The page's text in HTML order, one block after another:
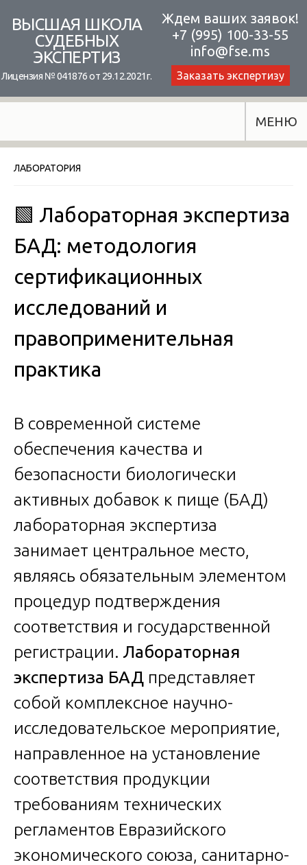
content
ВЫСШАЯ ШКОЛА
СУДЕБНЫХ
ЭКСПЕРТИЗ
Лицензия № 041876 от 29.12.2021г.
Ждем ваших заявок!
+7 (995) 100-33-55
info@fse.ms
Заказать экспертизу
МЕНЮ
ЛАБОРАТОРИЯ
🟩 Лабораторная экспертиза
БАД: методология
сертификационных
исследований и
правоприменительная
практика
В современной системе
обеспечения качества и
безопасности биологически
активных добавок к пище (БАД)
лабораторная экспертиза
занимает центральное место,
являясь обязательным элементом
процедур подтверждения
соответствия и государственной
регистрации.Лабораторная
экспертиза БАД представляет
собой комплексное научно-
исследовательское мероприятие,
направленное на установление
соответствия продукции
требованиям технических
регламентов Евразийского
экономического союза, санитарно-